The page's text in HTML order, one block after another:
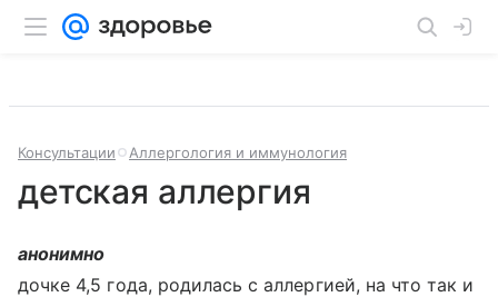
Консультации Аллергология и иммунология
детская аллергия
анонимно
дочке 4,5 года, родилась с аллергией, на что так и